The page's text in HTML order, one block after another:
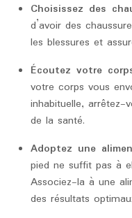
Choisissez des
d’avoir des
les blessures et
Écoutez votre
votre corps vous
inhabituelle, arrêtez-
de la santé.
Adoptez une
pied ne suffit pas à
Associez-la à une
des résultats